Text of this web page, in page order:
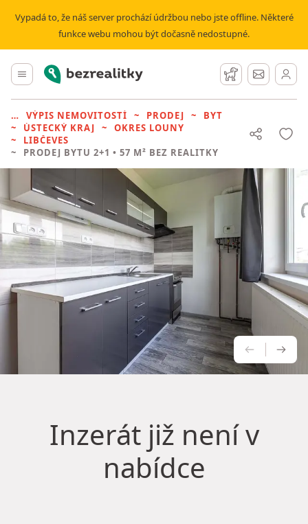
Vypadá to, že náš server prochází údržbou nebo jste offline. Některé
funkce webu mohou být dočasně nedostupné.
Hlavní menu
Bezrealitky Hlídací pes
Zprávy
VÝPIS NEMOVITOSTÍ PRODEJ
BYT
ÚSTECKÝ KRAJ
OKRES LOUNY
LIBČEVES
PRODEJ BYTU 2+1 • 57 M² BEZ REALITKY
Inzerát již není v
nabídce